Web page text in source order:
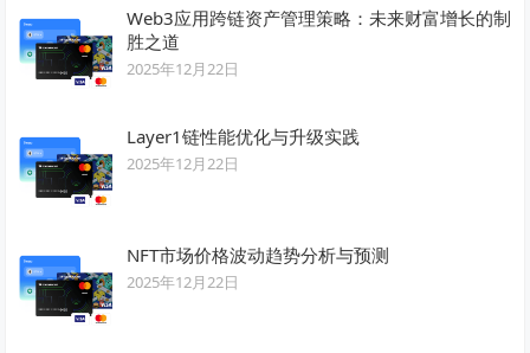
Web3应用跨链资产管理策略：未来财富增长的制
胜之道
2025年12月22日
Layer1链性能优化与升级实践
2025年12月22日
NFT市场价格波动趋势分析与预测
2025年12月22日